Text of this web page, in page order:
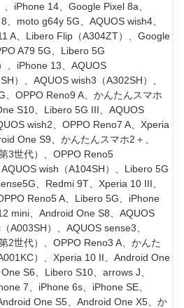
iPhone 14、Google Pixel 8a、
、moto g64y 5G、AQUOS wish4、
A、Libero Flip（A304ZT）、Google
A79 5G、Libero 5G
、iPhone 13、AQUOS
）、AQUOS wish3（A302SH）、
、OPPO Reno9 A、かんたんスマホ
S10、Libero 5G III、AQUOS
wish2、OPPO Reno7 A、Xperia
One S9、かんたんスマホ2＋、
3世代）、OPPO Reno5
wish（A104SH）、Libero 5G
、Redmi 9T、Xperia 10 III、
Reno5 A、Libero 5G、iPhone
mini、Android One S8、AQUOS
A003SH）、AQUOS sense3、
2世代）、OPPO Reno3 A、かんた
）、Xperia 10 II、Android One
S6、Libero S10、arrows J、
7、iPhone 6s、iPhone SE、
One S5、Android One X5、か